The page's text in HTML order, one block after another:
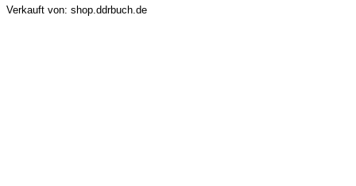
Verkauft von: shop.ddrbuch.de